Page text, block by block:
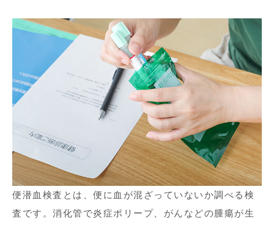
便潜血検査とは、便に血が混ざっていないか調べる検
査です。消化管で炎症ポリープ、がんなどの腫瘍が生